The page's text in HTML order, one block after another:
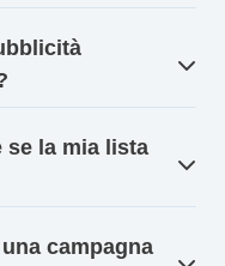
se la mia lista
campagna